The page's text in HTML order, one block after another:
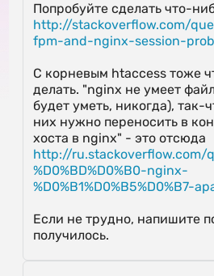
Попробуйте сделать что-
http://stackoverflow.com/
fpm-and-nginx-session-
С корневым htaccess тоже
делать. "nginx не умеет
будет уметь, никогда), так-
них нужно переносить в
хоста в nginx" - это отсюда
http://ru.stackoverflow.com/
%D0%BD%D0%B0-nginx-
%D0%B1%D0%B5%D0%B7-
Если не трудно, напишите
получилось.